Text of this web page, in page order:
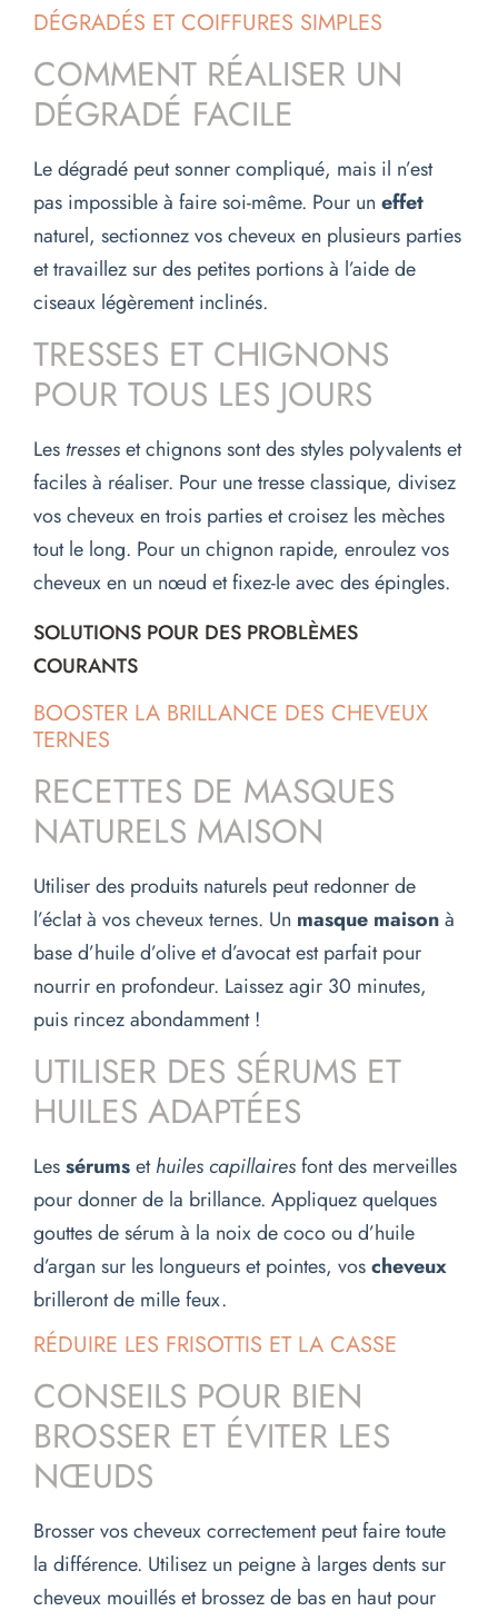
DÉGRADÉS ET COIFFURES SIMPLES
COMMENT RÉALISER UN
DÉGRADÉ FACILE
Le dégradé peut sonner compliqué, mais il n’est
pas impossible à faire soi-même. Pour un effet
naturel, sectionnez vos cheveux en plusieurs parties
et travaillez sur des petites portions à l’aide de
ciseaux légèrement inclinés.
TRESSES ET CHIGNONS
POUR TOUS LES JOURS
Les tresseset chignons sont des styles polyvalents et
faciles à réaliser. Pour une tresse classique, divisez
vos cheveux en trois parties et croisez les mèches
tout le long. Pour un chignon rapide, enroulez vos
cheveux en un nœud et fixez-le avec des épingles.
SOLUTIONS POUR DES PROBLÈMES
COURANTS
BOOSTER LA BRILLANCE DES CHEVEUX
TERNES
RECETTES DE MASQUES
NATURELS MAISON
Utiliser des produits naturels peut redonner de
l’éclat à vos cheveux ternes. Un masque maisonà
base d’huile d’olive et d’avocat est parfait pour
nourrir en profondeur. Laissez agir 30 minutes,
puis rincez abondamment !
UTILISER DES SÉRUMS ET
HUILES ADAPTÉES
Lessérumsethuiles capillairesfont des merveilles
pour donner de la brillance. Appliquez quelques
gouttes de sérum à la noix de coco ou d’huile
d’argan sur les longueurs et pointes, voscheveux
brilleront de mille feux.
RÉDUIRE LES FRISOTTIS ET LA CASSE
CONSEILS POUR BIEN
BROSSER ET ÉVITER LES
NŒUDS
Brosser vos cheveux correctement peut faire toute
la différence. Utilisez un peigne à larges dents sur
cheveux mouillés et brossez de bas en haut pour